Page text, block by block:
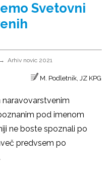
Svetovni
Arhiv novic 2021
M. Podletnik, JZ KPG
naravovarstvenim
pod imenom
ne boste spoznali po
predvsem po